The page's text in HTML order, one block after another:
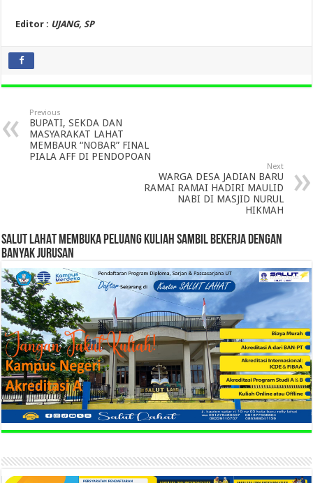
Editor : UJANG, SP
Previous
BUPATI, SEKDA DAN
MASYARAKAT LAHAT
MEMBAUR “NOBAR” FINAL
PIALA AFF DI PENDOPOAN
Next
WARGA DESA JADIAN BARU
RAMAI RAMAI HADIRI MAULID
NABI DI MASJID NURUL
HIKMAH
SALUT LAHAT MEMBUKA PELUANG KULIAH SAMBIL BEKERJA DENGAN
BANYAK JURUSAN